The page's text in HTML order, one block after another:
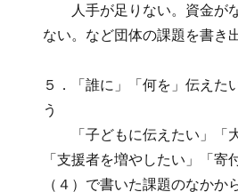
人手が足りない。資金が
ない。など団体の課題を書き
５．「誰に」「何を」伝えた
う
「子どもに伝えたい」「大
「支援者を増やしたい」「寄
（４）で書いた課題のなかか